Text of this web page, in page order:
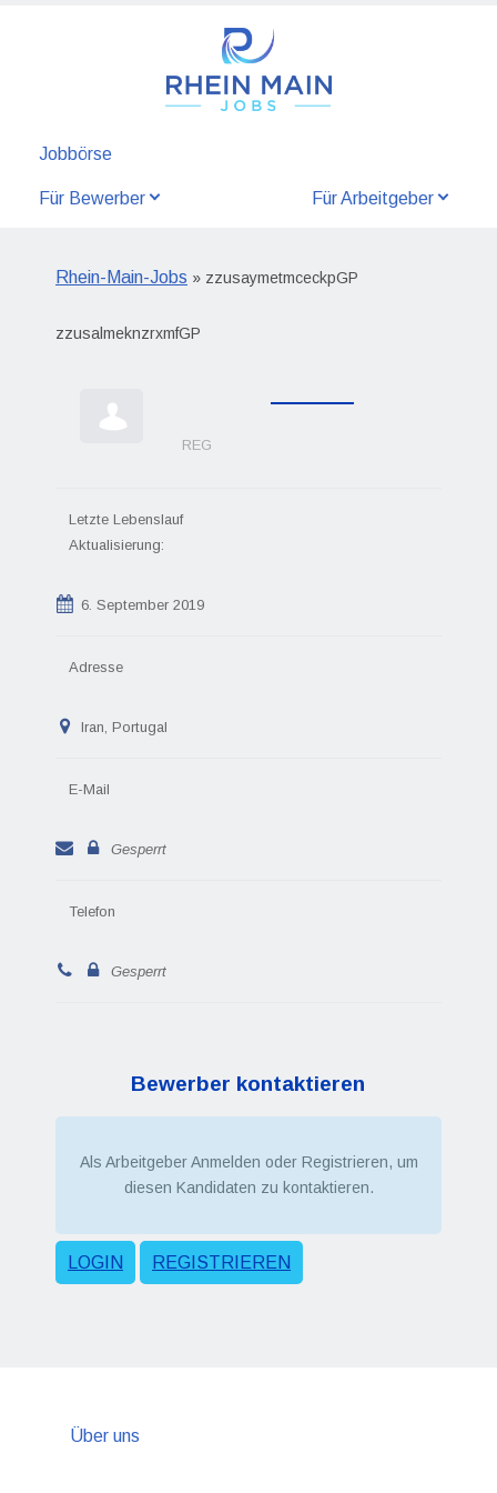
Jobbörse
Für Bewerber Für Arbeitgeber
Rhein-Main-Jobs » zzusaymetmceckpGP
zzusalmeknzrxmfGP
REG
Letzte Lebenslauf
Aktualisierung:
6. September 2019
Adresse
Iran, Portugal
E-Mail
Gesperrt
Telefon
Gesperrt
Bewerber kontaktieren
Als Arbeitgeber Anmelden oder Registrieren, um
diesen Kandidaten zu kontaktieren.
LOGIN REGISTRIEREN
Über uns